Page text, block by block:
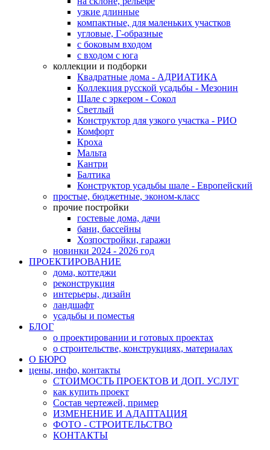
узкие длинные
компактные, для маленьких участков
угловые, Г-образные
с боковым входом
с входом с юга
коллекции и подборки
Квадратные дома - АДРИАТИКА
Коллекция русской усадьбы - Мезонин
Шале с эркером - Сокол
Светлый
Конструктор для узкого участка - РИО
Комфорт
Кроха
Мальта
Кантри
Балтика
Конструктор усадьбы шале - Европейский
простые, бюджетные, эконом-класс
прочие постройки
гостевые дома, дачи
бани, бассейны
Хозпостройки, гаражи
новинки 2024 - 2026 год
ПРОЕКТИРОВАНИЕ
дома, коттеджи
реконструкция
интерьеры, дизайн
ландшафт
усадьбы и поместья
БЛОГ
о проектировании и готовых проектах
о строительстве, конструкциях, материалах
О БЮРО
цены, инфо, контакты
СТОИМОСТЬ ПРОЕКТОВ И ДОП. УСЛУГ
как купить проект
Состав чертежей, пример
ИЗМЕНЕНИЕ И АДАПТАЦИЯ
ФОТО - СТРОИТЕЛЬСТВО
КОНТАКТЫ